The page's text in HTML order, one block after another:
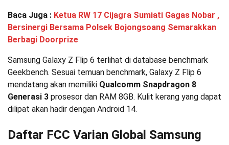
Baca Juga : Ketua RW 17 Cijagra Sumiati Gagas Nobar ,
Bersinergi Bersama Polsek Bojongsoang Semarakkan
Berbagi Doorprize
Samsung Galaxy Z Flip 6 terlihat di database benchmark
Geekbench. Sesuai temuan benchmark, Galaxy Z Flip 6
mendatang akan memiliki Qualcomm Snapdragon 8
Generasi 3 prosesor dan RAM 8GB. Kulit kerang yang dapat
dilipat akan hadir dengan Android 14.
Daftar FCC Varian Global Samsung